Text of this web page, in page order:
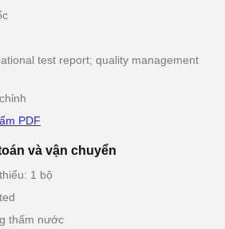
test report; quality management
PDF
và vận chuyển
1 bộ
thấm nước